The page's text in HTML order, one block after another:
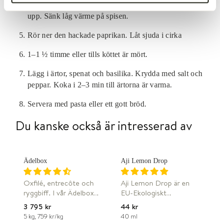
Lägg i tomaterna och köttbuljong. Rör om och koka
upp. Sänk låg värme på spisen.
Rör ner den hackade paprikan. Låt sjuda i cirka
1–1 ½ timme eller tills köttet är mört.
Lägg i ärtor, spenat och basilika. Krydda med salt och
peppar. Koka i 2–3 min till ärtorna är varma.
Servera med pasta eller ett gott bröd.
Du kanske också är intresserad av
FRI FRAKT
W
Ädelbox
Oxfilé, entrecôte och
ryggbiff. I vår Ädelbox
har vi lagt de möraste
detaljerna av vårt
3 795 kr
5 kg, 759 kr/kg
W
Aji Lemon Drop
Aji Lemon Drop är en
EU-Ekologiskt
certifierad chilisås som
innehåller 2 sorters
44 kr
40 ml
W